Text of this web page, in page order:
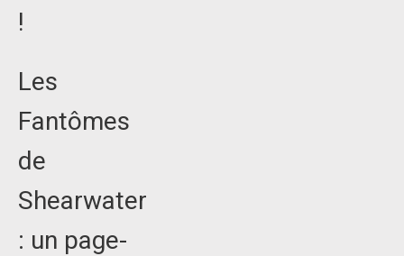
!
Les
Fantômes
de
Shearwater
: un page-